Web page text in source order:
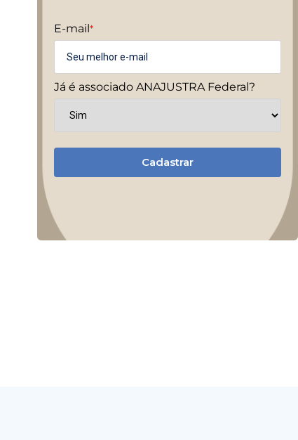
E-mail *
Já é associado ANAJUSTRA Federal?
Cadastrar